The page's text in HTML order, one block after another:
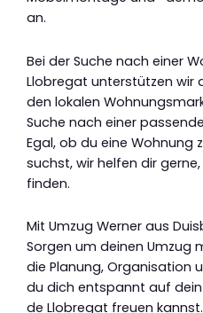
an.
Bei der Suche nach einer
Llobregat unterstützen wir
den lokalen
Suche nach einer
Egal, ob du eine Wohnung
suchst, wir helfen dir
finden.
Mit Umzug Werner aus
Sorgen um deinen Umzug
die Planung, Organisation
du dich entspannt auf
de Llobregat freuen